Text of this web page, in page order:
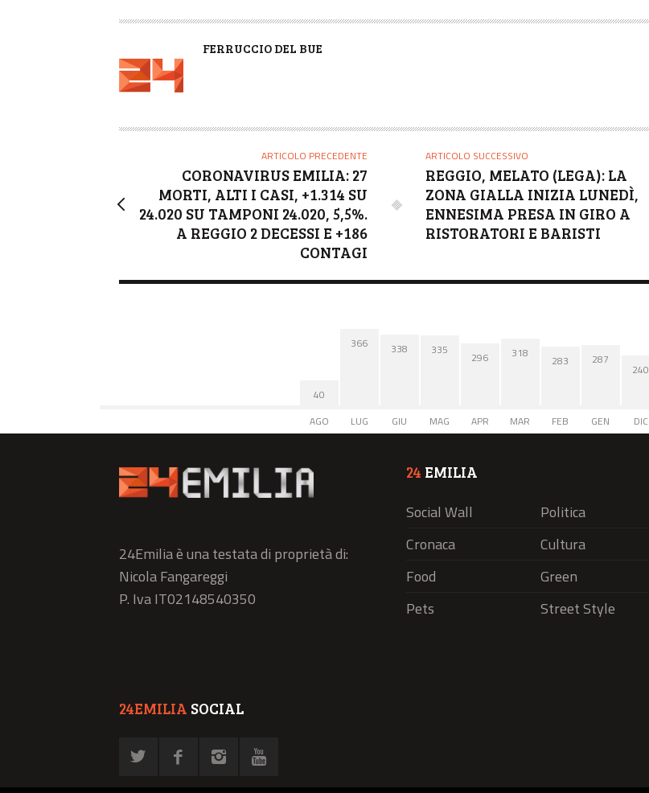
A
R
FERRUCCIO DEL BUE
ARTICOLO PRECEDENTE
CORONAVIRUS EMILIA: 27
MORTI, ALTI I CASI, +1.314 SU
24.020 SU TAMPONI 24.020, 5,5%.
A REGGIO 2 DECESSI E +186
CONTAGI
ARTICOLO SUCCESSIVO
REGGIO, MELATO (LEGA): LA
ZONA GIALLA INIZIA LUNEDÌ,
ENNESIMA PRESA IN GIRO A
RISTORATORI E BARISTI
40
AGO
366
LUG
338
GIU
335
MAG
296
APR
318
MAR
283
FEB
287
GEN
240
DIC
24Emilia è una testata di proprietà di:
Nicola Fangareggi
P. Iva IT02148540350
24 EMILIA
Social Wall
Politica
Cronaca
Cultura
Food
Green
Pets
Street Style
24EMILIA SOCIAL